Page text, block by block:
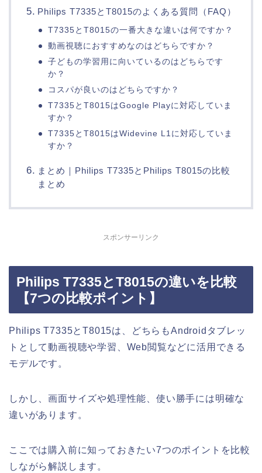
Philips T7335とT8015のよくある質問（FAQ）
T7335とT8015の一番大きな違いは何ですか？
動画視聴におすすめなのはどちらですか？
子どもの学習用に向いているのはどちらです
か？
コスパが良いのはどちらですか？
T7335とT8015はGoogle Playに対応していま
すか？
T7335とT8015はWidevine L1に対応していま
すか？
まとめ｜Philips T7335とPhilips T8015の比較
まとめ
スポンサーリンク
Philips T7335とT8015の違いを比較
【7つの比較ポイント】
Philips T7335とT8015は、どちらもAndroidタブレッ
トとして動画視聴や学習、Web閲覧などに活用できる
モデルです。
しかし、画面サイズや処理性能、使い勝手には明確な
違いがあります。
ここでは購入前に知っておきたい7つのポイントを比較
しながら解説します。